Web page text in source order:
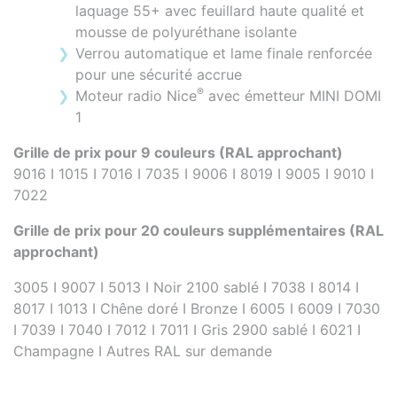
laquage 55+ avec feuillard haute qualité et
mousse de polyuréthane isolante
Verrou automatique et lame finale renforcée
pour une sécurité accrue
Moteur radio Nice® avec émetteur MINI DOMI
1
Grille de prix pour 9 couleurs (RAL approchant)
9016 I 1015 I 7016 I 7035 I 9006 I 8019 I 9005 I 9010 I
7022
Grille de prix pour 20 couleurs supplémentaires (RAL
approchant)
3005 I 9007 I 5013 I Noir 2100 sablé I 7038 I 8014 I
8017 I 1013 I Chêne doré I Bronze I 6005 I 6009 I 7030
I 7039 I 7040 I 7012 I 7011 I Gris 2900 sablé I 6021 I
Champagne I Autres RAL sur demande